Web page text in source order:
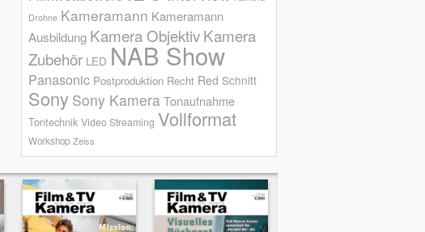
Drohne Kameramann Kameramann
Ausbildung Kamera ObjektivKamera
Zubehör LED NAB Show
Panasonic Postproduktion Recht Red Schnitt
Sony Sony KameraTonaufnahme
Tontechnik Video Streaming Vollformat
Workshop Zeiss